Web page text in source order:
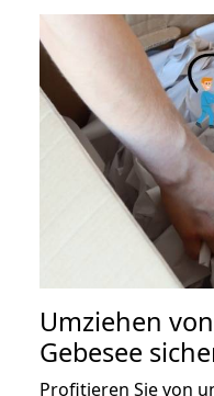
Umziehen von
Gebesee
Profitieren Sie von